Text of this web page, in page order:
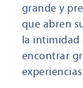
grande y
que abren
la intimidad
encontrar